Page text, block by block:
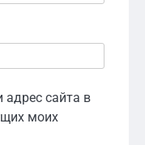
адрес сайта в
моих